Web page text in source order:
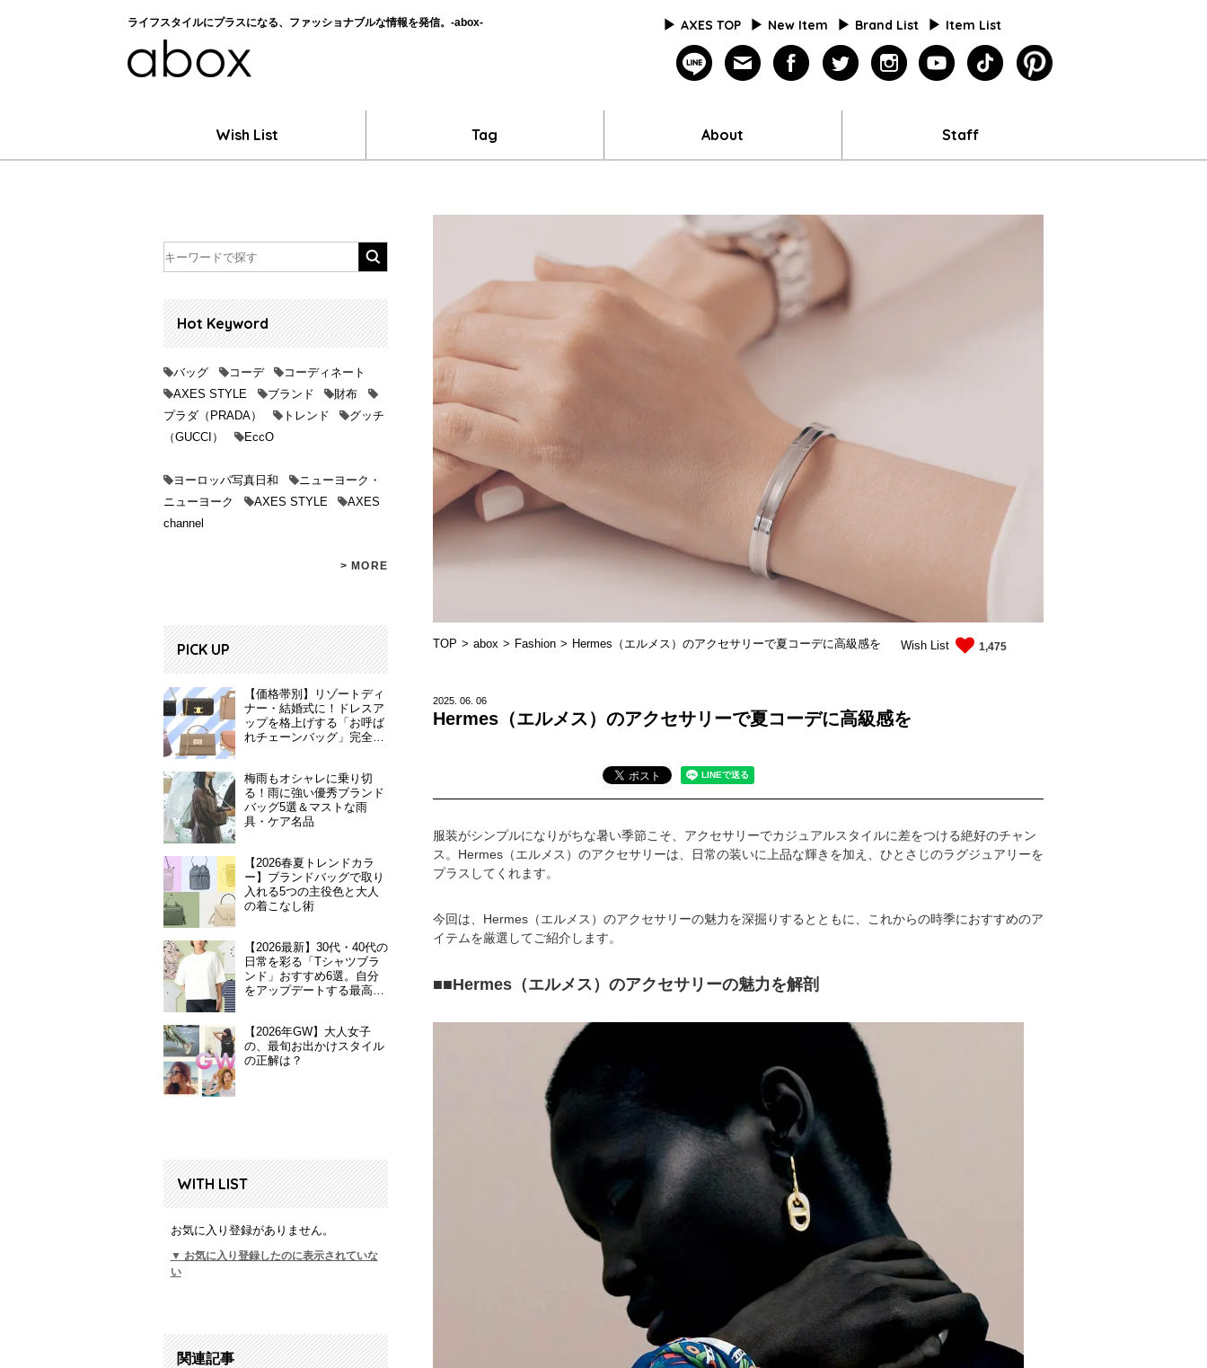
ライフスタイルにプラスになる、ファッショナブルな情報を発信。-abox- AXES TOP New Item Brand List Item List
pinterest
tiktok
youtube
instagram
twitter
facebook
mailmagazine
line
Wish List Tag About Staff
Hot Keyword
バッグ コーデ
コーディネート
AXES STYLE
ブランド
財布
プラダ（PRADA）
トレンド
グッチ
（GUCCI）
EccO
ヨーロッパ写真日和
ニューヨーク・
ニューヨーク
AXES STYLE
AXES
channel
> MORE
PICK UP
【価格帯別】リゾートディ
ナー・結婚式に！ドレスア
ップを格上げする「お呼ば
れチェーンバッグ」完全ガ
梅雨もオシャレに乗り切
る！雨に強い優秀ブランド
バッグ5選＆マストな雨
具・ケア名品
【2026春夏トレンドカラ
ー】ブランドバッグで取り
入れる5つの主役色と大人
の着こなし術
【2026最新】30代・40代の
日常を彩る「Tシャツブラ
ンド」おすすめ6選。自分
をアップデートする最高の
【2026年GW】大人女子
の、最旬お出かけスタイル
の正解は？
WITH LIST
お気に入り登録がありません。
▼ お気に入り登録したのに表示されていな
い
関連記事
TOP abox Fashion Hermes（エルメス）のアクセサリーで夏コーデに高級感を Wish List 1,475
2025. 06. 06
Hermes（エルメス）のアクセサリーで夏コーデに高級感を
服装がシンプルになりがちな暑い季節こそ、アクセサリーでカジュアルスタイルに差をつける絶好のチャン
ス。Hermes（エルメス）のアクセサリーは、日常の装いに上品な輝きを加え、ひとさじのラグジュアリーを
プラスしてくれます。
今回は、Hermes（エルメス）のアクセサリーの魅力を深掘りするとともに、これからの時季におすすめのア
イテムを厳選してご紹介します。
■Hermes（エルメス）のアクセサリーの魅力を解剖